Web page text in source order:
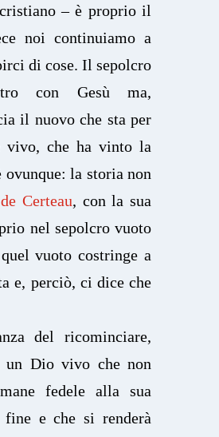
– è proprio il
noi continuiamo a
di cose. Il sepolcro
con Gesù ma,
il nuovo che sta per
che ha vinto la
ovunque: la storia non
Certeau, con la sua
nel sepolcro vuoto
vuoto costringe a
e, perciò, ci dice che
del ricominciare,
un Dio vivo che non
fedele alla sua
e che si renderà